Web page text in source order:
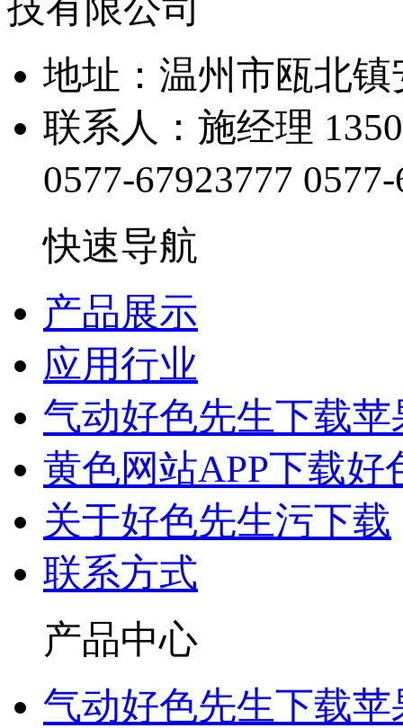
地址：温州市瓯北
联系人：施经理
0577-67923777
快速导航
产品展示
应用行业
气动好色先生下载
黄色网站APP下载好
关于好色先生污下载
联系方式
产品中心
气动好色先生下载